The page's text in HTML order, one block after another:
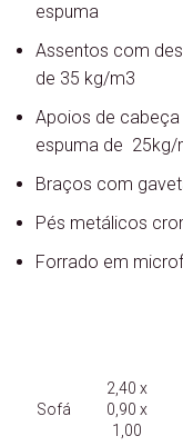
espuma
Assentos com
de 35 kg/m3
Apoios de
espuma de 25kg/
Braços com
Pés metálicos
Forrado em
Sofá
2,40 x
0,90 x
1,00